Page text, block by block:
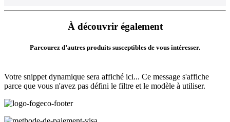
À découvrir également
Parcourez d’autres produits susceptibles de vous intéresser.
Votre snippet dynamique sera affiché ici... Ce message s'affiche
parce que vous n'avez pas défini le filtre et le modèle à utiliser.